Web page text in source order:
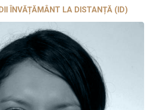
ÎNVĂȚĂMÂNT LA DISTANȚĂ (ID)